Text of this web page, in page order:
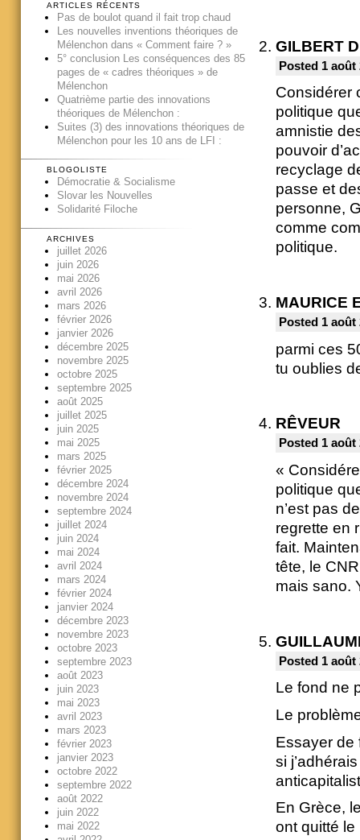
GILBERT
Posted 1
Considérer
politique
amnistie
pouvoir
recyclage
passe et
personne,
comme
politique.
MAURICE
Posted 1
parmi ces
tu oublies
RÊVEUR
Posted 1
«
politique
n’est pas
regrette en
fait.
tête, le
mais sano.
Posted 1
Le fond ne
Le
Essayer de
si
En Grèce,
ont quitté le
ARTICLES RÉCENTS
Pas de boulot quand il fait trop chaud
Les nouvelles inventions théoriques de
Mélenchon dans « Comment faire ? »
5° conclusion Les conséquences des 85
pages de « cadres théoriques » de
Mélenchon
Quatrième partie des innovations
théoriques de Mélenchon :
Suites (3) des innovations théoriques de
Mélenchon pour les 10 ans de LFI :
BLOGOLISTE
Démocratie & Socialisme
Slovar les Nouvelles
Solidarité Filoche
ARCHIVES
juillet 2026
juin 2026
mai 2026
avril 2026
mars 2026
février 2026
janvier 2026
décembre 2025
novembre 2025
octobre 2025
septembre 2025
août 2025
juillet 2025
juin 2025
mai 2025
mars 2025
février 2025
décembre 2024
novembre 2024
septembre 2024
juillet 2024
juin 2024
mai 2024
avril 2024
mars 2024
février 2024
janvier 2024
décembre 2023
novembre 2023
octobre 2023
septembre 2023
août 2023
juin 2023
mai 2023
avril 2023
mars 2023
février 2023
janvier 2023
octobre 2022
septembre 2022
août 2022
juin 2022
mai 2022